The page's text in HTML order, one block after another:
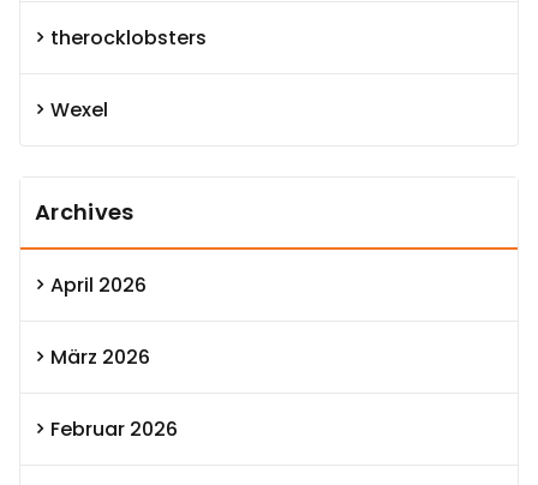
therocklobsters
Wexel
Archives
April 2026
März 2026
Februar 2026